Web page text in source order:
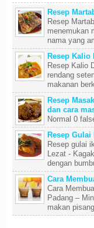
Resep
Resep
menemukan
nama yang
Resep Kalio
Resep Kalio
rendang
makanan
Resep
dan cara
Normal 0
Resep
Resep gulai
Lezat -
dengan
Cara
Cara
Padang –
makan